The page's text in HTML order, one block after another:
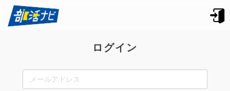
ログイン